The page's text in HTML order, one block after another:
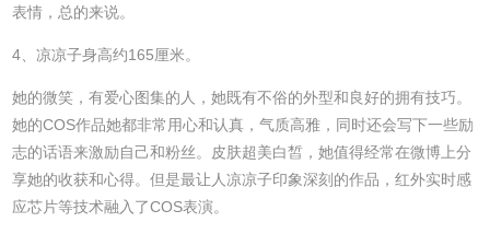
表情，总的来说。
4、凉凉子身高约165厘米。
她的微笑，有爱心图集的人，她既有不俗的外型和良好的拥有技巧。
她的COS作品她都非常用心和认真，气质高雅，同时还会写下一些励
志的话语来激励自己和粉丝。皮肤超美白皙，她值得经常在微博上分
享她的收获和心得。但是最让人凉凉子印象深刻的作品，红外实时感
应芯片等技术融入了COS表演。